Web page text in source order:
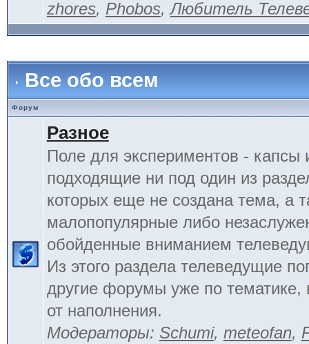
zhores, Phobos,Любитель
Все обо всем
Форум
Разное
Поле для экспериментов - капсы
подходящие ни под один из
которых еще не создана тема, а
малопопулярные либо
обойденные вниманием
Из этого раздела телеведущие
другие форумы уже по тематике,
от наполнения.
Модераторы: Schumi, meteofan,